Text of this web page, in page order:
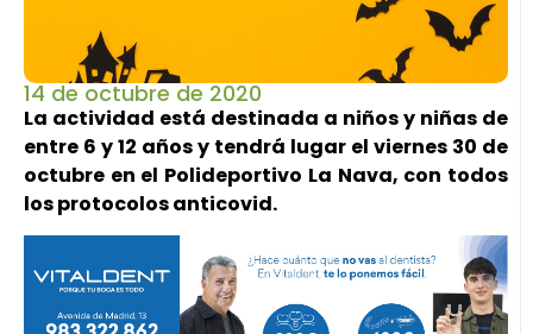
14 de octubre de 2020
La actividad está destinada a niños y niñas de
entre 6 y 12 años y tendrá lugar el viernes 30 de
octubre en el Polideportivo La Nava, con todos
los protocolos anticovid.